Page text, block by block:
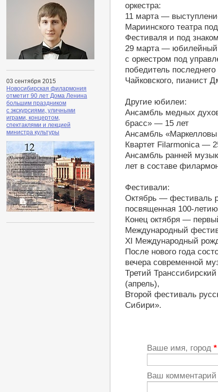
03 сентября 2015
Новосибирская филармония
отметит 90 лет Дома Ленина
большим праздником
с экскурсиями, уличными
играми, концертом,
спектаклями и лекцией
министра культуры
оркестра:
11 марта —
Мариинского театра
Фестиваля и под
29 марта — юбилейный
с оркестром под
победитель
Чайковского, пианист
Другие юбилеи:
Ансамбль медных
брасс» — 15 лет
Ансамбль
Квартет Filarmonica —
Ансамбль ранней
лет в составе
Фестивали:
Октябрь — фестиваль
посвященная 100-
Конец октября —
Международный
XI Международный
После нового года
вечера современной
Третий
(апрель),
Второй фестиваль
Сибири».
Ваше имя, город *
Ваш